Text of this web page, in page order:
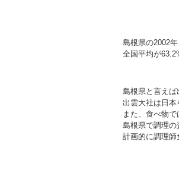
島根県の2002
全国平均が
島根県と言えば
出雲大社は日本
また、食べ物
島根県で調理の
計画的に調理師